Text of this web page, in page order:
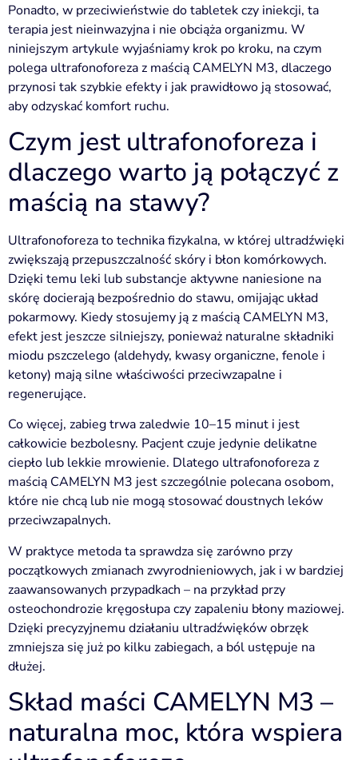
Ponadto, w przeciwieństwie do tabletek czy iniekcji, ta
terapia jest nieinwazyjna i nie obciąża organizmu. W
niniejszym artykule wyjaśniamy krok po kroku, na czym
polega ultrafonoforeza z maścią CAMELYN M3, dlaczego
przynosi tak szybkie efekty i jak prawidłowo ją stosować,
aby odzyskać komfort ruchu.
Czym jest ultrafonoforeza i
dlaczego warto ją połączyć z
maścią na stawy?
Ultrafonoforeza to technika fizykalna, w której ultradźwięki
zwiększają przepuszczalność skóry i błon komórkowych.
Dzięki temu leki lub substancje aktywne naniesione na
skórę docierają bezpośrednio do stawu, omijając układ
pokarmowy. Kiedy stosujemy ją z maścią CAMELYN M3,
efekt jest jeszcze silniejszy, ponieważ naturalne składniki
miodu pszczelego (aldehydy, kwasy organiczne, fenole i
ketony) mają silne właściwości przeciwzapalne i
regenerujące.
Co więcej, zabieg trwa zaledwie 10–15 minut i jest
całkowicie bezbolesny. Pacjent czuje jedynie delikatne
ciepło lub lekkie mrowienie. Dlatego ultrafonoforeza z
maścią CAMELYN M3 jest szczególnie polecana osobom,
które nie chcą lub nie mogą stosować doustnych leków
przeciwzapalnych.
W praktyce metoda ta sprawdza się zarówno przy
początkowych zmianach zwyrodnieniowych, jak i w bardziej
zaawansowanych przypadkach – na przykład przy
osteochondrozie kręgosłupa czy zapaleniu błony maziowej.
Dzięki precyzyjnemu działaniu ultradźwięków obrzęk
zmniejsza się już po kilku zabiegach, a ból ustępuje na
dłużej.
Skład maści CAMELYN M3 –
naturalna moc, która wspiera